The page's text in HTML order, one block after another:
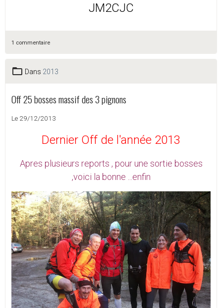
JM2CJC
1 commentaire
Dans 2013
Off 25 bosses massif des 3 pignons
Le 29/12/2013
Dernier Off de l'année 2013
Apres plusieurs reports , pour une sortie bosses
,voici la bonne ...enfin